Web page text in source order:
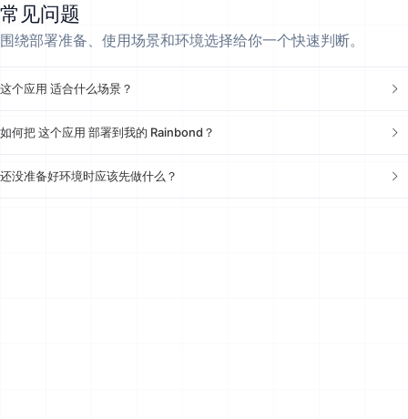
常见问题
围绕部署准备、使用场景和环境选择给你一个快速判断。
这个应用 适合什么场景？
如何把 这个应用 部署到我的 Rainbond？
还没准备好环境时应该先做什么？